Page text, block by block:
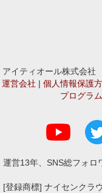
アイティオール株式会
運営会社 | 個人情報保護
プログラム
運営13年、SNS総フォロ
[登録商標] ナイセンクラ